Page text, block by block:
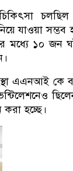
যাওয়া সম্ভব
মধ্যে ১০ জন
সংস্থা এএনআই কে
হচ্ছে।